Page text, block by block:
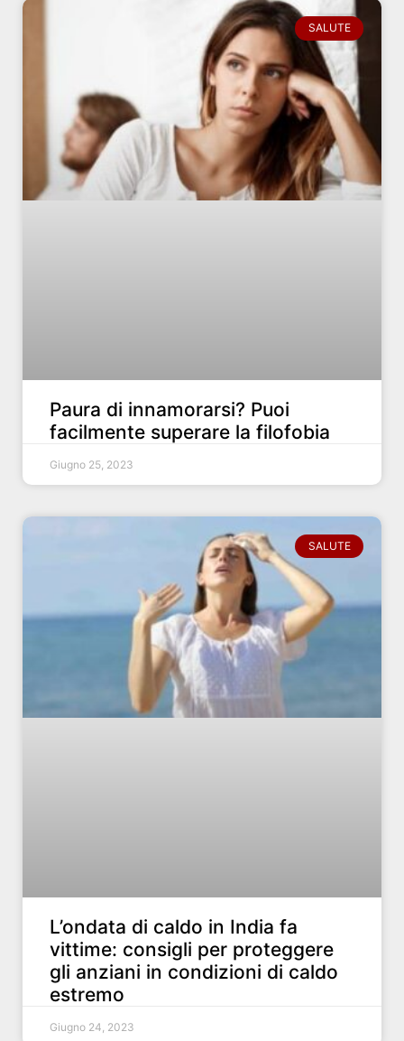
SALUTE
Paura di innamorarsi? Puoi
facilmente superare la filofobia
Giugno 25, 2023
SALUTE
L’ondata di caldo in India fa
vittime: consigli per proteggere
gli anziani in condizioni di caldo
estremo
Giugno 24, 2023